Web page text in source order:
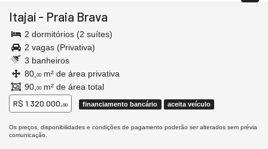
Itajaí - Praia Brava
2 dormitórios (2 suítes)
2 vagas (Privativa)
3 banheiros
80, 00 m² de área privativa
90, 00 m² de área total
R$ 1.320.000,00 financiamento bancário aceita veículo
Os preços, disponibilidades e condições de pagamento poderão ser alterados sem prévia
comunicação.